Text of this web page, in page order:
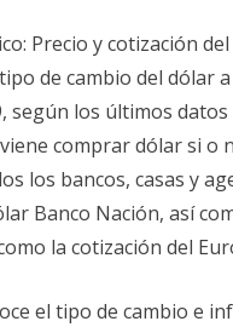
Precio y cotización
de cambio del dólar
según los últimos
comprar dólar si o
los bancos, casas y
Banco Nación, así
la cotización del
el tipo de cambio e